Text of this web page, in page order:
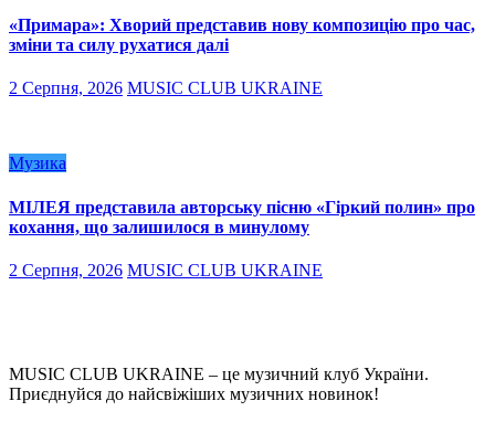
«Примара»: Хворий представив нову композицію про час,
зміни та силу рухатися далі
2 Серпня, 2026 MUSIC CLUB UKRAINE
Музика
МІЛЕЯ представила авторську пісню «Гіркий полин» про
кохання, що залишилося в минулому
2 Серпня, 2026 MUSIC CLUB UKRAINE
MUSIC CLUB UKRAINE – це музичний клуб України.
Приєднуйся до найсвіжіших музичних новинок!